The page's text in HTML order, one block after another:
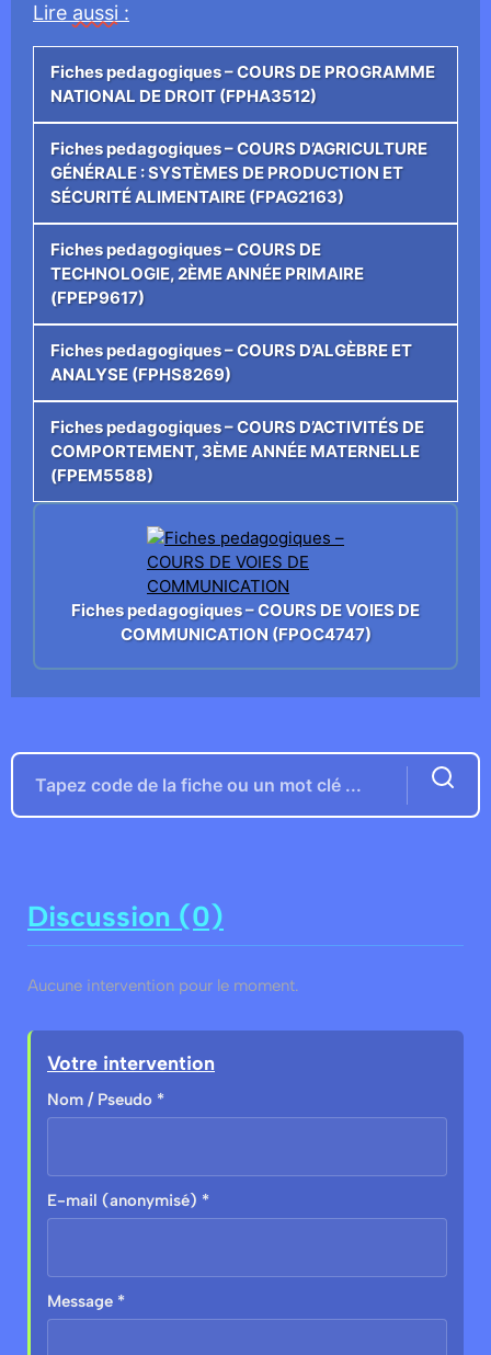
Lire aussi :
Fiches pedagogiques – COURS DE PROGRAMME
NATIONAL DE DROIT (FPHA3512)
Fiches pedagogiques – COURS D’AGRICULTURE
GÉNÉRALE : SYSTÈMES DE PRODUCTION ET
SÉCURITÉ ALIMENTAIRE (FPAG2163)
Fiches pedagogiques – COURS DE
TECHNOLOGIE, 2ÈME ANNÉE PRIMAIRE
(FPEP9617)
Fiches pedagogiques – COURS D’ALGÈBRE ET
ANALYSE (FPHS8269)
Fiches pedagogiques – COURS D’ACTIVITÉS DE
COMPORTEMENT, 3ÈME ANNÉE MATERNELLE
(FPEM5588)
Fiches pedagogiques – COURS DE VOIES DE
COMMUNICATION (FPOC4747)
Discussion (0)
Aucune intervention pour le moment.
Votre intervention
Nom / Pseudo *
E-mail (anonymisé) *
Message *